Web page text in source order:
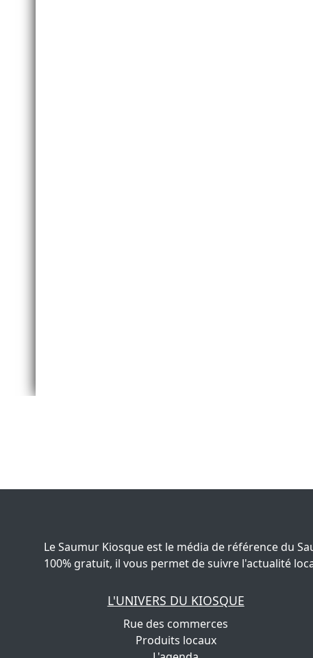
Le Saumur Kiosque est le média de référence du
100% gratuit, il vous permet de suivre l'actualité
L'UNIVERS DU KIOSQUE
Rue des commerces
Produits locaux